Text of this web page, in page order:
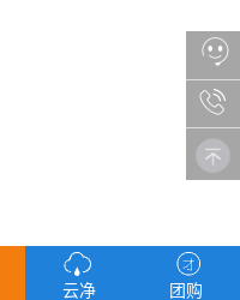
云净 团购